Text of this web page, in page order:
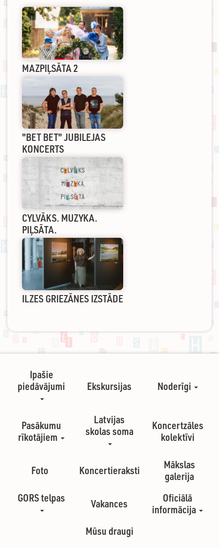
MAZPIĻSĀTA 2
"BET BET" JUBILEJAS
KONCERTS
CYLVĀKS. MUZYKA.
PIĻSĀTA.
ILZES GRIEZĀNES IZSTĀDE
Ipašie
piedāvājumi
Ekskursijas Noderīgi
Pasākumu
rīkotājiem
Latvijas
skolas soma
Koncertzāles
kolektīvi
Foto Koncertieraksti
Mākslas
galerija
GORS telpas
Vakances
Oficiālā
informācija
Mūsu draugi